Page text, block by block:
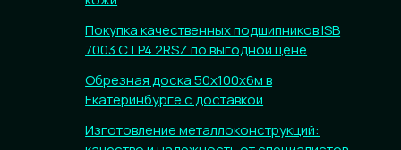
Покупка качественных подшипников ISB
7003 CTP4.2RSZ по выгодной цене
Обрезная доска 50х100х6м в
Екатеринбурге с доставкой
Изготовление металлоконструкций: